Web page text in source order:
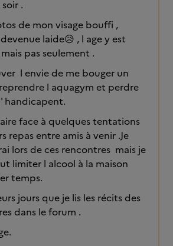
.
de mon visage bouffi ,
laide😥 , l age y est
pas seulement .
l envie de me bouger un
l aquagym et perdre
handicapent.
face à quelques tentations
repas entre amis à venir .Je
lors de ces rencontres mais je
limiter l alcool à la maison
temps.
jours que je lis les récits des
dans le forum .